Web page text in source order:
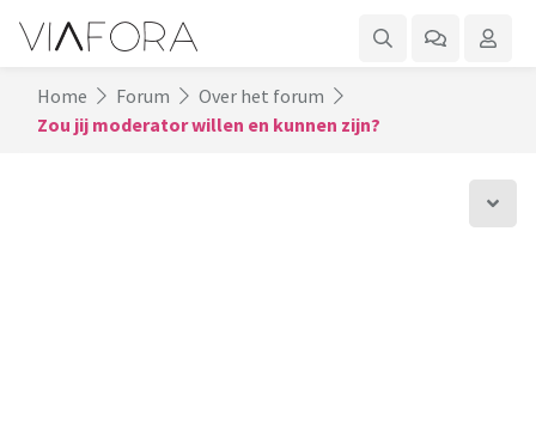
Home Forum
Over het forum
Zou jij moderator willen en kunnen zijn?